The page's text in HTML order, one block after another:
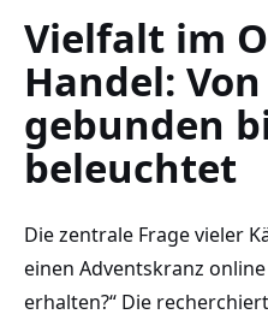
Vielfalt im
Handel:
gebunden
beleuchtet
Die zentrale Frage vieler
einen Adventskranz
erhalten?“ Die